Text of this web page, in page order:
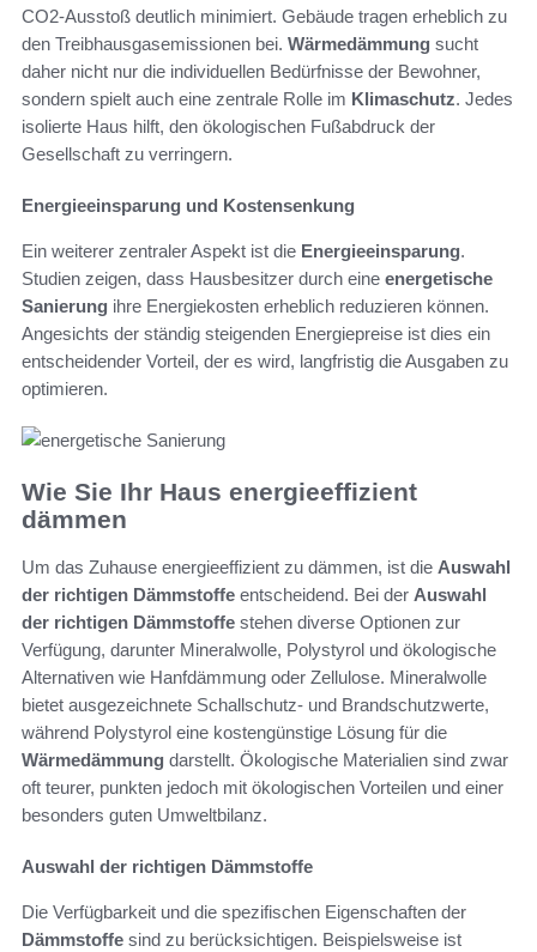
CO2-Ausstoß deutlich minimiert. Gebäude tragen erheblich zu
den Treibhausgasemissionen bei. Wärmedämmung sucht
daher nicht nur die individuellen Bedürfnisse der Bewohner,
sondern spielt auch eine zentrale Rolle im Klimaschutz. Jedes
isolierte Haus hilft, den ökologischen Fußabdruck der
Gesellschaft zu verringern.
Energieeinsparung und Kostensenkung
Ein weiterer zentraler Aspekt ist die Energieeinsparung.
Studien zeigen, dass Hausbesitzer durch eine energetische
Sanierung ihre Energiekosten erheblich reduzieren können.
Angesichts der ständig steigenden Energiepreise ist dies ein
entscheidender Vorteil, der es wird, langfristig die Ausgaben zu
optimieren.
Wie Sie Ihr Haus energieeffizient
dämmen
Um das Zuhause energieeffizient zu dämmen, ist die Auswahl
der richtigen Dämmstoffe entscheidend. Bei der Auswahl
der richtigen Dämmstoffe stehen diverse Optionen zur
Verfügung, darunter Mineralwolle, Polystyrol und ökologische
Alternativen wie Hanfdämmung oder Zellulose. Mineralwolle
bietet ausgezeichnete Schallschutz- und Brandschutzwerte,
während Polystyrol eine kostengünstige Lösung für die
Wärmedämmung darstellt. Ökologische Materialien sind zwar
oft teurer, punkten jedoch mit ökologischen Vorteilen und einer
besonders guten Umweltbilanz.
Auswahl der richtigen Dämmstoffe
Die Verfügbarkeit und die spezifischen Eigenschaften der
Dämmstoffe sind zu berücksichtigen. Beispielsweise ist